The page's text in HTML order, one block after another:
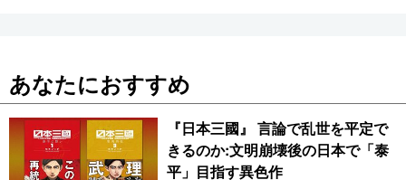
あなたにおすすめ
『日本三國』 言論で乱世を平定で
きるのか:文明崩壊後の日本で「泰
平」目指す異色作